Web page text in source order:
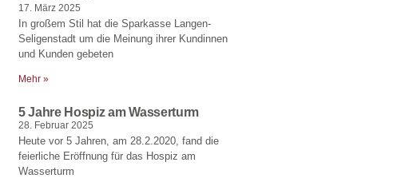
17. März 2025
In großem Stil hat die Sparkasse Langen-
Seligenstadt um die Meinung ihrer Kundinnen
und Kunden gebeten
Mehr »
5 Jahre Hospiz am Wasserturm
28. Februar 2025
Heute vor 5 Jahren, am 28.2.2020, fand die
feierliche Eröffnung für das Hospiz am
Wasserturm